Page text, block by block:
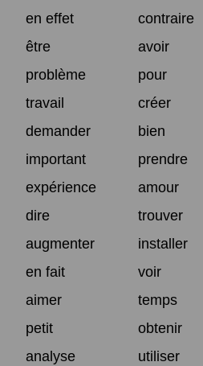
en effet
contraire
être
avoir
problème
pour
travail
créer
demander
bien
important
prendre
expérience
amour
dire
trouver
augmenter
installer
en fait
voir
aimer
temps
petit
obtenir
analyse
utiliser